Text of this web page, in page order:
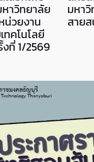
าวิทยาลัย
น่วยงาน
ทคโนโลยี
ที่ 1/2569
มหา
สาย